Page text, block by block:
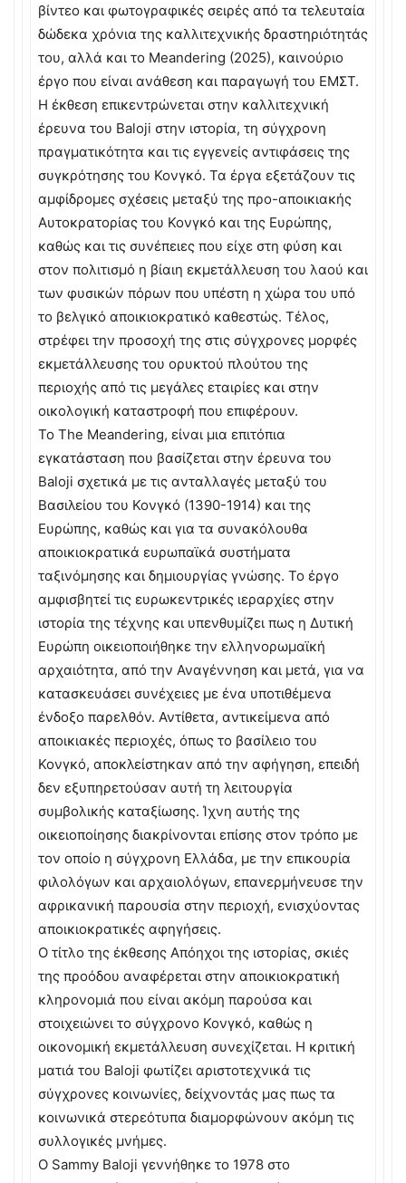
βίντεο και φωτογραφικές σειρές από τα τελευταία
δώδεκα χρόνια της καλλιτεχνικής δραστηριότητάς
του, αλλά και το Meandering (2025), καινούριο
έργο που είναι ανάθεση και παραγωγή του ΕΜΣΤ.
Η έκθεση επικεντρώνεται στην καλλιτεχνική
έρευνα του Baloji στην ιστορία, τη σύγχρονη
πραγματικότητα και τις εγγενείς αντιφάσεις της
συγκρότησης του Κονγκό. Τα έργα εξετάζουν τις
αμφίδρομες σχέσεις μεταξύ της προ-αποικιακής
Αυτοκρατορίας του Κονγκό και της Ευρώπης,
καθώς και τις συνέπειες που είχε στη φύση και
στον πολιτισμό η βίαιη εκμετάλλευση του λαού και
των φυσικών πόρων που υπέστη η χώρα του υπό
το βελγικό αποικιοκρατικό καθεστώς. Τέλος,
στρέφει την προσοχή της στις σύγχρονες μορφές
εκμετάλλευσης του ορυκτού πλούτου της
περιοχής από τις μεγάλες εταιρίες και στην
οικολογική καταστροφή που επιφέρουν.
Το The Meandering, είναι μια επιτόπια
εγκατάσταση που βασίζεται στην έρευνα του
Baloji σχετικά με τις ανταλλαγές μεταξύ του
Βασιλείου του Κονγκό (1390-1914) και της
Ευρώπης, καθώς και για τα συνακόλουθα
αποικιοκρατικά ευρωπαϊκά συστήματα
ταξινόμησης και δημιουργίας γνώσης. Το έργο
αμφισβητεί τις ευρωκεντρικές ιεραρχίες στην
ιστορία της τέχνης και υπενθυμίζει πως η Δυτική
Ευρώπη οικειοποιήθηκε την ελληνορωμαϊκή
αρχαιότητα, από την Αναγέννηση και μετά, για να
κατασκευάσει συνέχειες με ένα υποτιθέμενα
ένδοξο παρελθόν. Αντίθετα, αντικείμενα από
αποικιακές περιοχές, όπως το βασίλειο του
Κονγκό, αποκλείστηκαν από την αφήγηση, επειδή
δεν εξυπηρετούσαν αυτή τη λειτουργία
συμβολικής καταξίωσης. Ίχνη αυτής της
οικειοποίησης διακρίνονται επίσης στον τρόπο με
τον οποίο η σύγχρονη Ελλάδα, με την επικουρία
φιλολόγων και αρχαιολόγων, επανερμήνευσε την
αφρικανική παρουσία στην περιοχή, ενισχύοντας
αποικιοκρατικές αφηγήσεις.
Ο τίτλο της έκθεσης Απόηχοι της ιστορίας, σκιές
της προόδου αναφέρεται στην αποικιοκρατική
κληρονομιά που είναι ακόμη παρούσα και
στοιχειώνει το σύγχρονο Κονγκό, καθώς η
οικονομική εκμετάλλευση συνεχίζεται. Η κριτική
ματιά του Baloji φωτίζει αριστοτεχνικά τις
σύγχρονες κοινωνίες, δείχνοντάς μας πως τα
κοινωνικά στερεότυπα διαμορφώνουν ακόμη τις
συλλογικές μνήμες.
Ο Sammy Baloji γεννήθηκε το 1978 στο